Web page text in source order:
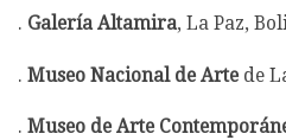
. Galería Altamira, La Paz,
. Museo Nacional de Arte de
. Museo de Arte